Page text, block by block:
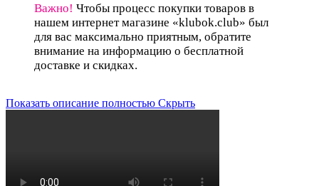
Важно! Чтобы процесс покупки товаров в
нашем интернет магазине «klubok.club» был
для вас максимально приятным, обратите
внимание на информацию о бесплатной
доставке и скидках.
Показать описание полностью Скрыть